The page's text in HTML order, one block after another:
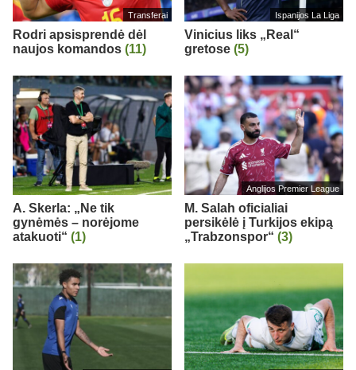
Transferai
Rodri apsisprendė dėl
naujos komandos (11)
Ispanijos La Liga
Vinicius liks „Real“
gretose (5)
A. Skerla: „Ne tik
gynėmės – norėjome
atakuoti“ (1)
Anglijos Premier League
M. Salah oficialiai
persikėlė į Turkijos ekipą
„Trabzonspor“ (3)